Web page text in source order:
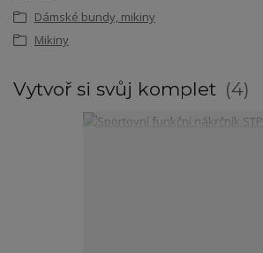
Dámské bundy, mikiny
Mikiny
Vytvoř si svůj komplet 4